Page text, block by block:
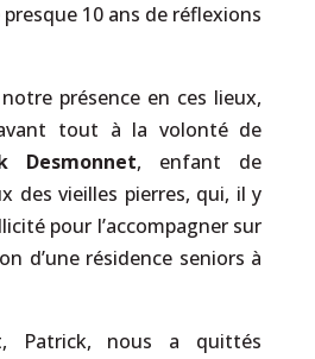
10 ans de réflexions
présence en ces lieux,
tout à la volonté de
Desmonnet, enfant de
des vieilles pierres, qui, il y
pour l’accompagner sur
d’une résidence seniors à
Patrick, nous a quittés